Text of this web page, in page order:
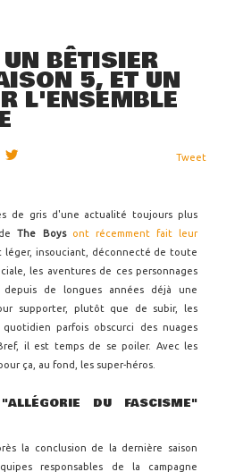
BÊTISIER
5, ET UN
L'ENSEMBLE
Tweet
de gris d'une actualité toujours plus
deThe Boys
ont récemment fait leur
léger, insouciant, déconnecté de toute
les aventures de ces personnages
depuis de longues années déjà une
supporter, plutôt que de subir, les
parfois obscurci des nuages
il est temps de se poiler. Avec les
ça, au fond, les super-héros.
DU FASCISME"
la conclusion de la dernière saison
responsables de la campagne